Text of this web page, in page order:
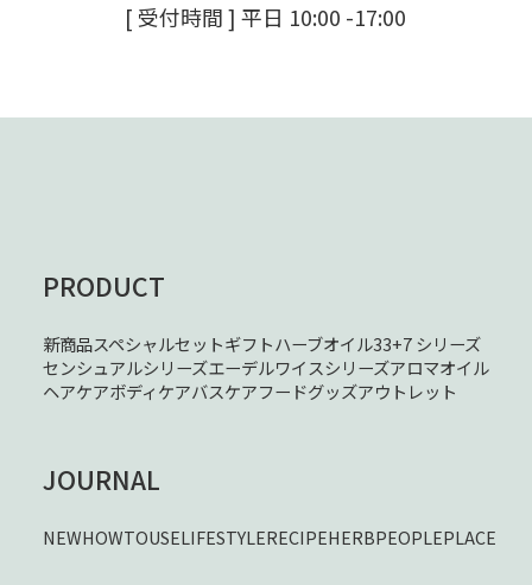
[ 受付時間 ] 平日 10:00 -17:00
PRODUCT
新商品スペシャルセットギフトハーブオイル33+7 シリーズ
センシュアルシリーズエーデルワイスシリーズアロマオイル
ヘアケアボディケアバスケアフードグッズアウトレット
JOURNAL
NEWHOWTOUSELIFESTYLERECIPEHERBPEOPLEPLACE